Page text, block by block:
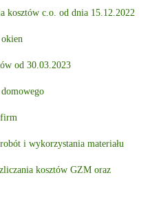
kosztów c.o. od dnia 15.12.2022
od 30.03.2023
firm
i wykorzystania materiału
kosztów GZM oraz